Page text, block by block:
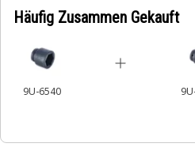
and assembly operations.
Häufig Zusammen Gekauft
9U-6540